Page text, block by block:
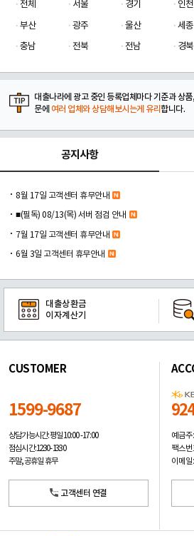
전체 서울 경기 인천
부산
광주 울산 세종
충남
전북 전남 경북
대출나라에 광고 중인 등록업체마다 기준과 상
문에 여러 업체와 상담해보시는게 유리합니다.
공지사항
8월 17일 고객센터 휴무안내
■(필독) 08/13(목) 서버 점검 안내
7월 17일 고객센터 휴무안내
6월 3일 고객센터 휴무안내
대출상환금
이자계산기
CUSTOMER
1599-9687
상담가능시간: 평일10:00 -17:00
점심시간: 12:30 - 13:30
주말, 공휴일 휴무
고객센터 연결
예금
팩스번
이메